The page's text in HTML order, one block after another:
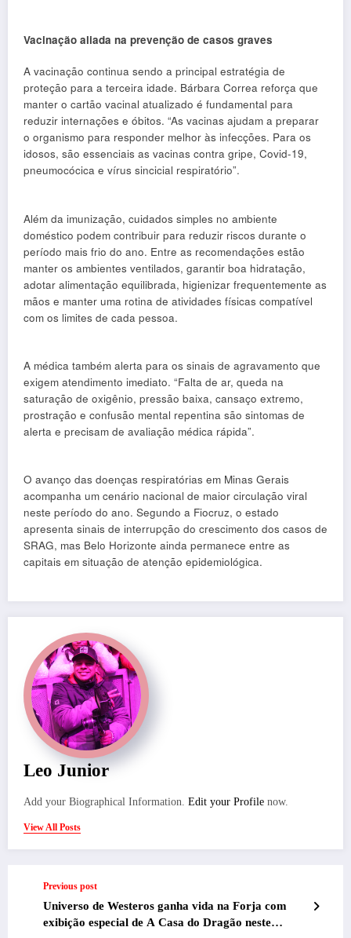
Vacinação aliada na prevenção de casos graves
A vacinação continua sendo a principal estratégia de
proteção para a terceira idade. Bárbara Correa reforça que
manter o cartão vacinal atualizado é fundamental para
reduzir internações e óbitos. “As vacinas ajudam a preparar
o organismo para responder melhor às infecções. Para os
idosos, são essenciais as vacinas contra gripe, Covid-19,
pneumocócica e vírus sincicial respiratório”.
Além da imunização, cuidados simples no ambiente
doméstico podem contribuir para reduzir riscos durante o
período mais frio do ano. Entre as recomendações estão
manter os ambientes ventilados, garantir boa hidratação,
adotar alimentação equilibrada, higienizar frequentemente as
mãos e manter uma rotina de atividades físicas compatível
com os limites de cada pessoa.
A médica também alerta para os sinais de agravamento que
exigem atendimento imediato. “Falta de ar, queda na
saturação de oxigênio, pressão baixa, cansaço extremo,
prostração e confusão mental repentina são sintomas de
alerta e precisam de avaliação médica rápida”.
O avanço das doenças respiratórias em Minas Gerais
acompanha um cenário nacional de maior circulação viral
neste período do ano. Segundo a Fiocruz, o estado
apresenta sinais de interrupção do crescimento dos casos de
SRAG, mas Belo Horizonte ainda permanece entre as
capitais em situação de atenção epidemiológica.
Leo Junior
Add your Biographical Information. Edit your Profile now.
View All Posts
Previous post
Universo de Westeros ganha vida na Forja com
exibição especial de A Casa do Dragão neste